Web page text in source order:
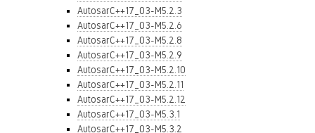
AutosarC++17_03-M5.2.3
AutosarC++17_03-M5.2.6
AutosarC++17_03-M5.2.8
AutosarC++17_03-M5.2.9
AutosarC++17_03-M5.2.10
AutosarC++17_03-M5.2.11
AutosarC++17_03-M5.2.12
AutosarC++17_03-M5.3.1
AutosarC++17_03-M5.3.2